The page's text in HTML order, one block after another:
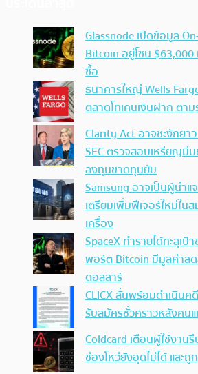
Glassnode เปิดข้อมูล
Bitcoin อยู่โซน
ซื้อ
ธนาคารใหญ่ Wells
ตลาดโทเคนเงินฝาก ตา
Clarity Act อาจชะงักยา
SEC ตรวจสอบเหรียญมี
ลงทุนขาดทุนยับ
Samsung อาจเป็นผู้นำ
เตรียมเพิ่มฟีเจอร์ใหม่ใน
เครื่อง
SpaceX ทำรายได้ทะลุเ
พอร์ต Bitcoin มีมูลค่าล
ดอลลาร์
CLICX ลั่นพร้อมดำเนิน
รับสมัครชั่วคราวหลังคน
Coldcard เตือนผู้ใช้งาน
ช่องโหว่ยังอุดไม่ได้ และถู